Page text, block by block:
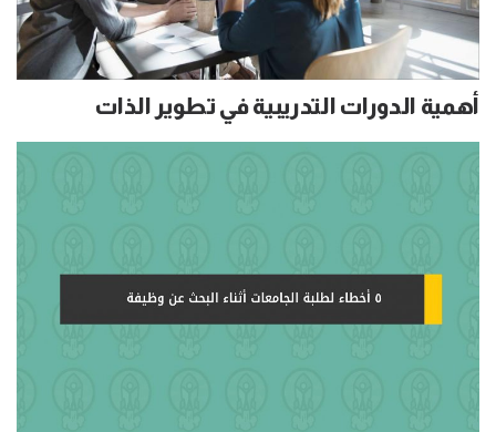
أهمية الدورات التدريبية في تطوير الذات